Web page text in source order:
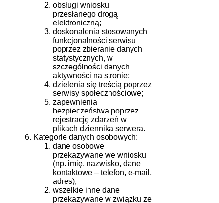
obsługi wniosku
przesłanego drogą
elektroniczną;
doskonalenia stosowanych
funkcjonalności serwisu
poprzez zbieranie danych
statystycznych, w
szczególności danych
aktywności na stronie;
dzielenia się treścią poprzez
serwisy społecznościowe;
zapewnienia
bezpieczeństwa poprzez
rejestrację zdarzeń w
plikach dziennika serwera.
Kategorie danych osobowych:
dane osobowe
przekazywane we wniosku
(np. imię, nazwisko, dane
kontaktowe – telefon, e-mail,
adres);
wszelkie inne dane
przekazywane w związku ze